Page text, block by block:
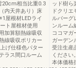
20cm相当比重0.3
内天井あり）床
屋根材LEDライ
ト屋根材使用
加算額熱線吸収
線吸収ポリカー
げ仕様色パター
ラス間口ルーム
ッド樹ら
ドクリ
ルバーグ
ンルーム
ココマガ
ガーデン
受注生産
くださ
本体価格